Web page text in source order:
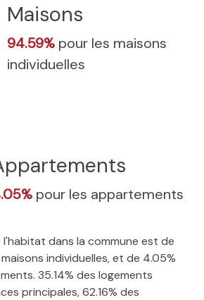
Maisons
94.59% pour les maisons
individuelles
pour les appartements
dans la commune est de
individuelles, et de 4.05%
35.14% des logements
principales, 62.16% des